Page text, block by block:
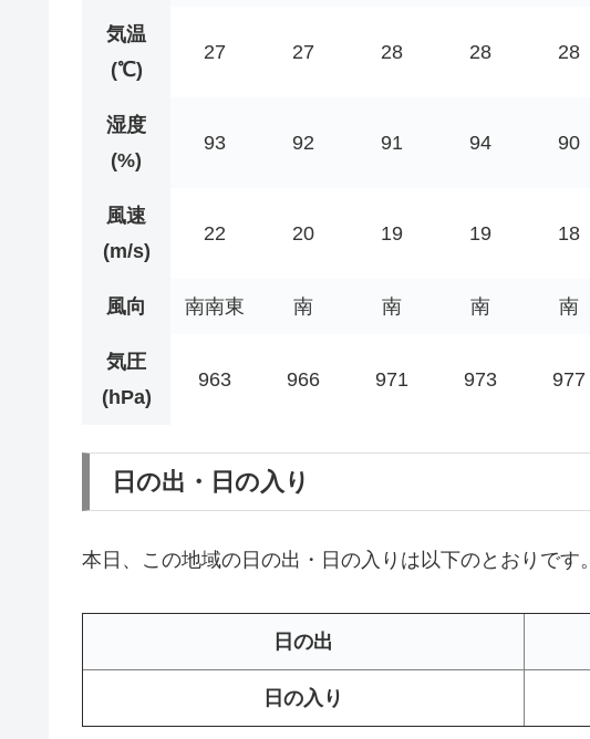
気温
(℃)
27 27 28 28 28
湿度
(%)
93 92 91 94 90
風速
(m/s)
22 20 19 19 18
風向 南南東 南 南 南 南
気圧
(hPa)
963 966 971 973 977
日の出・日の入り
本日、この地域の日の出・日の入りは以下のとおりです。
日の出
日の入り